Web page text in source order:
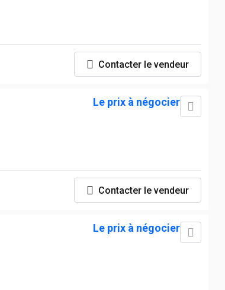
Contacter le vendeur
Le prix à négocier
Contacter le vendeur
Le prix à négocier